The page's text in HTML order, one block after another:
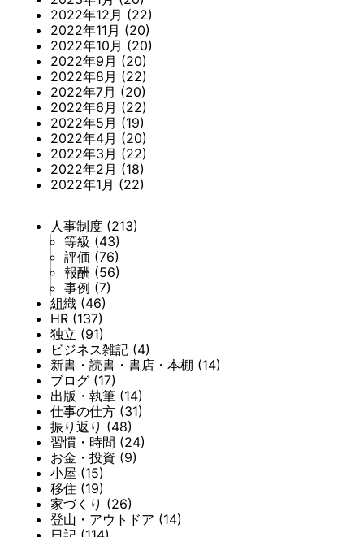
2022年12月 (22)
2022年11月 (20)
2022年10月 (20)
2022年9月 (20)
2022年8月 (22)
2022年7月 (20)
2022年6月 (22)
2022年5月 (19)
2022年4月 (20)
2022年3月 (22)
2022年2月 (18)
2022年1月 (22)
人事制度 (213)
等級 (43)
評価 (76)
報酬 (56)
事例 (7)
組織 (46)
HR (137)
独立 (91)
ビジネス雑記 (4)
新書・読書・書店・本棚 (14)
ブログ (17)
出版・執筆 (14)
仕事の仕方 (31)
振り返り (48)
習慣・時間 (24)
お金・投資 (9)
小屋 (15)
移住 (19)
家づくり (26)
登山・アウトドア (14)